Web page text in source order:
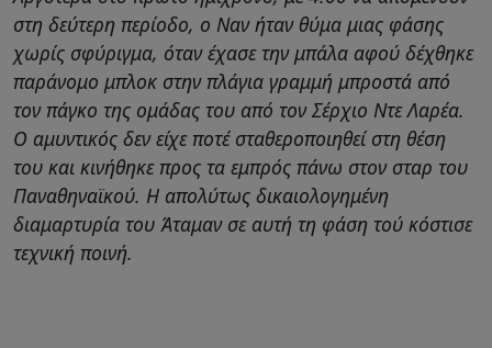
στη δεύτερη περίοδο, ο Ναν ήταν θύμα μιας φάσης
χωρίς σφύριγμα, όταν έχασε την μπάλα αφού δέχθηκε
παράνομο μπλοκ στην πλάγια γραμμή μπροστά από
τον πάγκο της ομάδας του από τον Σέρχιο Ντε Λαρέα.
Ο αμυντικός δεν είχε ποτέ σταθεροποιηθεί στη θέση
του και κινήθηκε προς τα εμπρός πάνω στον σταρ του
Παναθηναϊκού. Η απολύτως δικαιολογημένη
διαμαρτυρία του Άταμαν σε αυτή τη φάση τού κόστισε
τεχνική ποινή.